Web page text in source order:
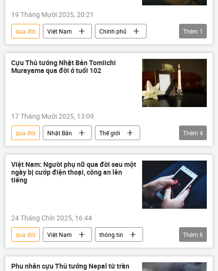
19 Tháng Mười 2025, 20:21
qua đời Việt Nam
Chính phủ
bệnh viện
Thêm 1
Cựu Thủ tướng Nhật Bản Tomiichi
Murayama qua đời ở tuổi 102
17 Tháng Mười 2025, 13:09
qua đời Nhật Bản
Thế giới
Châu Á
Xã hội
Thủ tướng
Chính phủ
Thêm 4
Việt Nam: Người phụ nữ qua đời sau một
ngày bị cướp điện thoại, công an lên
tiếng
24 Tháng Chín 2025, 16:44
qua đời Việt Nam
thông tin
Xã hội
bị cướp
điện thoại
công an
Tây Ninh vụ cướp
Thêm 6
Phu nhân cựu Thủ tướng Nepal từ trần